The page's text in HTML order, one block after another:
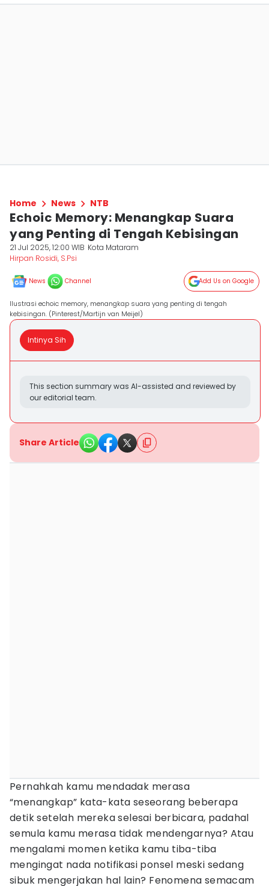
Home News NTB
Echoic Memory: Menangkap Suara
yang Penting di Tengah Kebisingan
21 Jul 2025, 12:00 WIB Kota Mataram
Hirpan Rosidi, S.Psi
News Channel Add Us on Google
Ilustrasi echoic memory, menangkap suara yang penting di tengah
kebisingan. (Pinterest/Martijn van Meijel)
Intinya Sih
This section summary was AI-assisted and reviewed by
our editorial team.
Share Article
Pernahkah kamu mendadak merasa
“menangkap” kata-kata seseorang beberapa
detik setelah mereka selesai berbicara, padahal
semula kamu merasa tidak mendengarnya? Atau
mengalami momen ketika kamu tiba-tiba
mengingat nada notifikasi ponsel meski sedang
sibuk mengerjakan hal lain? Fenomena semacam